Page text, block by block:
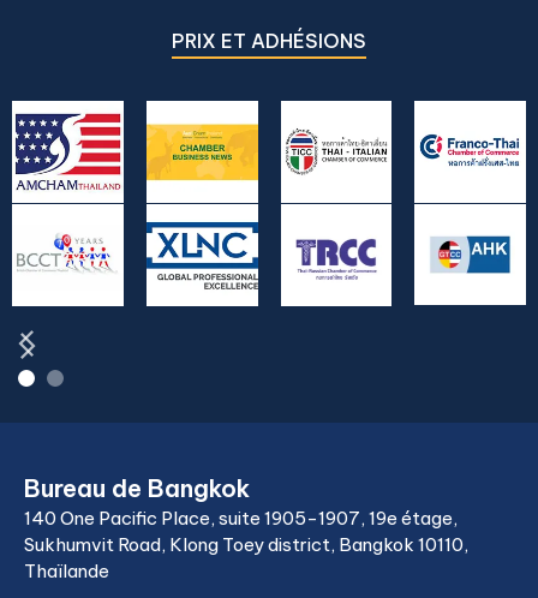
PRIX ET ADHÉSIONS
Bureau de Bangkok
140 One Pacific Place, suite 1905-1907, 19e étage,
Sukhumvit Road, Klong Toey district, Bangkok 10110,
Thaïlande